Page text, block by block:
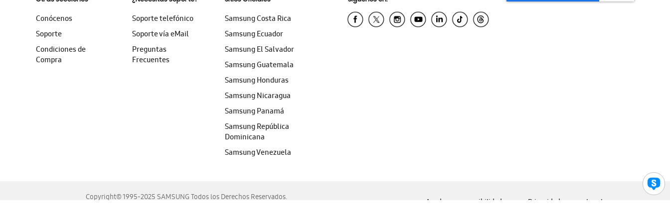
Conócenos
Soporte
Condiciones de
Compra
Soporte telefónico
Soporte vía eMail
Preguntas
Frecuentes
Samsung Costa Rica
Samsung Ecuador
Samsung El Salvador
Samsung Guatemala
Samsung Honduras
Samsung Nicaragua
Samsung Panamá
Samsung República
Dominicana
Samsung Venezuela
Copyright© 1995-2025 SAMSUNG Todos los Derechos Reservados.
Ayuda para accesibilidad Privacidad Legal